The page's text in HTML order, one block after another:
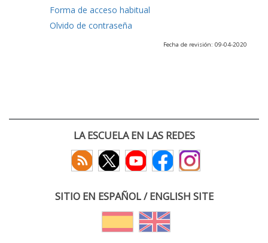
Forma de acceso habitual
Olvido de contraseña
Fecha de revisión: 09-04-2020
LA ESCUELA EN LAS REDES
SITIO EN ESPAÑOL / ENGLISH SITE